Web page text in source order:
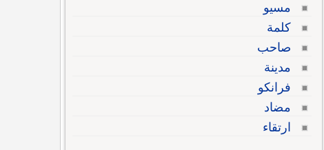
مسيو
كلمة
صاحب
مدينة
فرانكو
مضاد
ارتقاء